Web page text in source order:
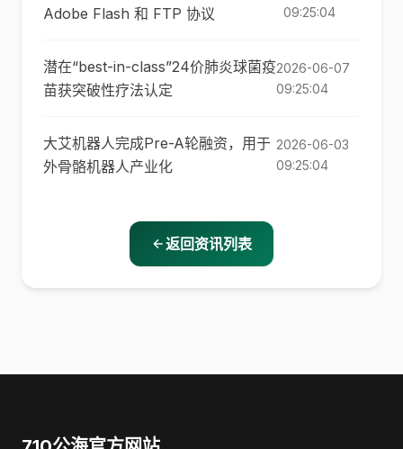
Adobe Flash 和 FTP 协议
09:25:04
潜在“best-in-class”24价肺炎球菌疫
苗获突破性疗法认定
2026-06-07
09:25:04
大艾机器人完成Pre-A轮融资，用于
外骨骼机器人产业化
2026-06-03
09:25:04
返回资讯列表